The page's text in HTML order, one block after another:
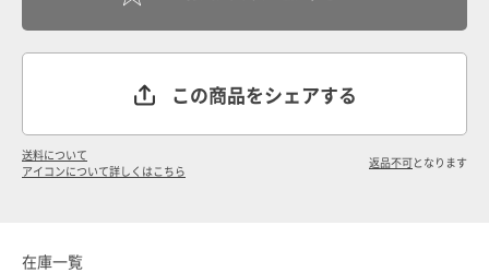
この商品をシェアする
送料について
アイコンについて詳しくはこちら
返品不可となります
在庫一覧